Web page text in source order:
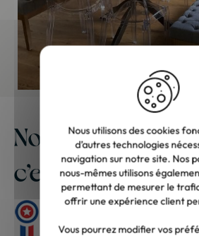
Notre meilleure
c’est vous
Nous utilisons des cookies
d’autres technologies
navigation sur notre site. Nos
nous-mêmes utilisons
permettant de mesurer le
offrir une expérience client
Vous pourrez modifier vos